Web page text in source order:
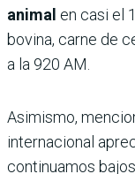
animal en casi el
bovina, carne de
a la 920 AM.
Asimismo,
internacional
continuamos